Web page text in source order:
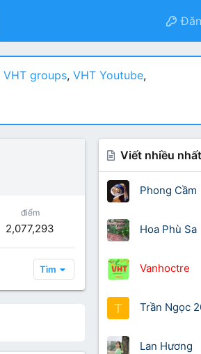
VHT groups, VHT Youtube,
điểm
2,077,293
Tìm
Viết nhiều nhất
Phong Cầm
Hoa Phù Sa
Vanhoctre
T Trần Ngọc
Lan Hương